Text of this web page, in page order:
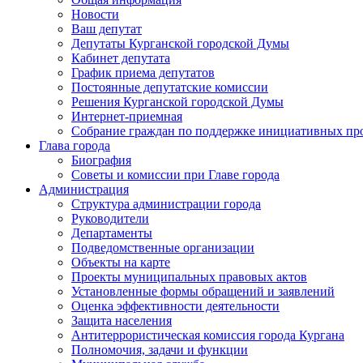
Новости
Ваш депутат
Депутаты Курганской городской Думы
Кабинет депутата
График приема депутатов
Постоянные депутатские комиссии
Решения Курганской городской Думы
Интернет-приемная
Собрание граждан по поддержке инициативных
Глава города
Биография
Советы и комиссии при Главе города
Администрация
Структура администрации города
Руководители
Департаменты
Подведомственные организации
Объекты на карте
Проекты муниципальных правовых актов
Установленные формы обращений и заявлений
Оценка эффективности деятельности
Защита населения
Антитеррористическая комиссия города Кургана
Полномочия, задачи и функции